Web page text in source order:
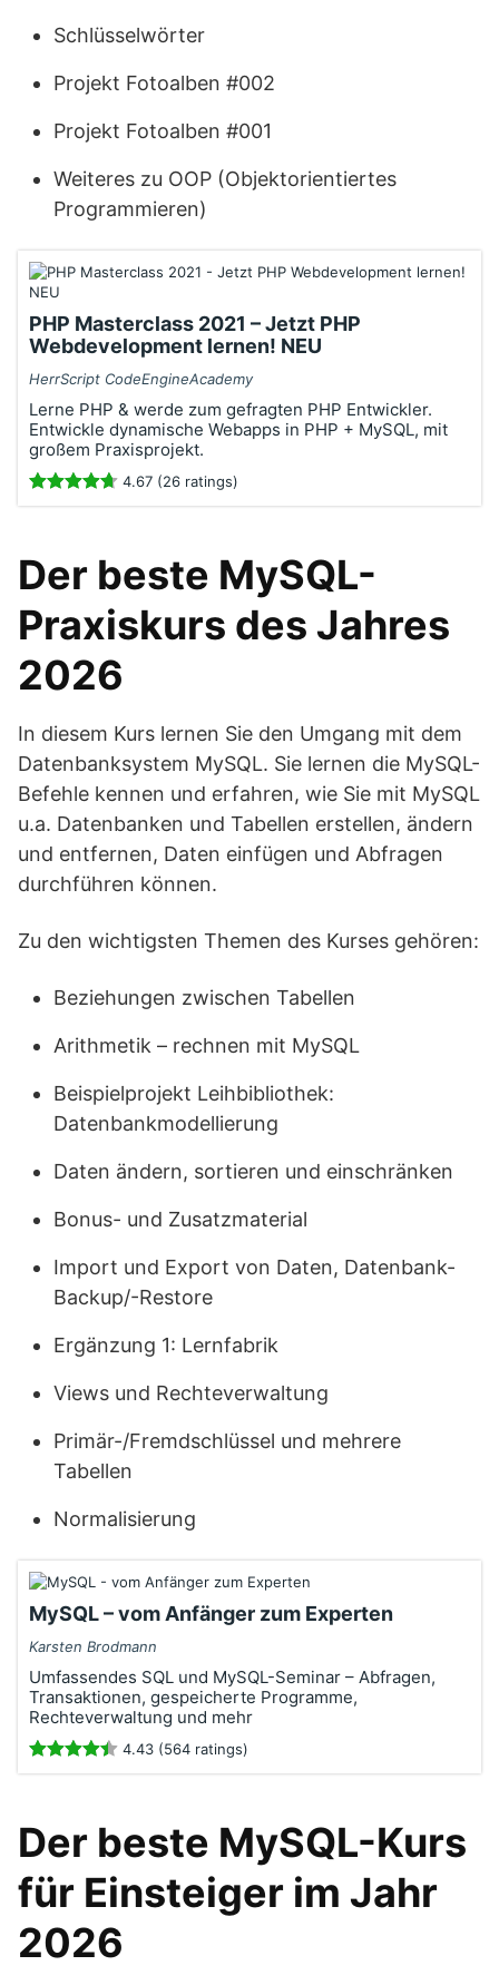
Schlüsselwörter
Projekt Fotoalben #002
Projekt Fotoalben #001
Weiteres zu OOP (Objektorientiertes
Programmieren)
PHP Masterclass 2021 – Jetzt PHP
Webdevelopment lernen! NEU
HerrScript CodeEngineAcademy
Lerne PHP & werde zum gefragten PHP Entwickler.
Entwickle dynamische Webapps in PHP + MySQL, mit
großem Praxisprojekt.
4.67 (26 ratings)
Der beste MySQL-
Praxiskurs des Jahres
2026
In diesem Kurs lernen Sie den Umgang mit dem
Datenbanksystem MySQL. Sie lernen die MySQL-
Befehle kennen und erfahren, wie Sie mit MySQL
u.a. Datenbanken und Tabellen erstellen, ändern
und entfernen, Daten einfügen und Abfragen
durchführen können.
Zu den wichtigsten Themen des Kurses gehören:
Beziehungen zwischen Tabellen
Arithmetik – rechnen mit MySQL
Beispielprojekt Leihbibliothek:
Datenbankmodellierung
Daten ändern, sortieren und einschränken
Bonus- und Zusatzmaterial
Import und Export von Daten, Datenbank-
Backup/-Restore
Ergänzung 1: Lernfabrik
Views und Rechteverwaltung
Primär-/Fremdschlüssel und mehrere
Tabellen
Normalisierung
MySQL – vom Anfänger zum Experten
Karsten Brodmann
Umfassendes SQL und MySQL-Seminar – Abfragen,
Transaktionen, gespeicherte Programme,
Rechteverwaltung und mehr
4.43 (564 ratings)
Der beste MySQL-Kurs
für Einsteiger im Jahr
2026